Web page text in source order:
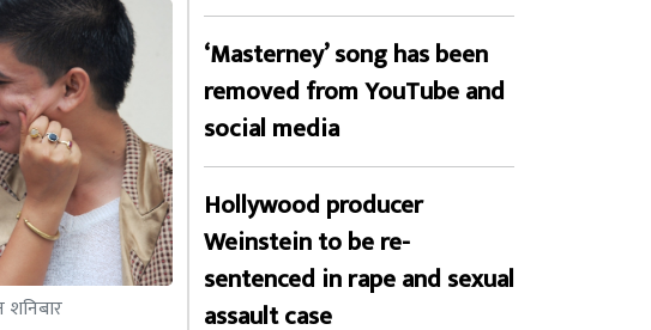
शनिबार
‘Masterney’ song has been
removed from YouTube and
social media
Hollywood producer
Weinstein to be re-
sentenced in rape and sexual
assault case